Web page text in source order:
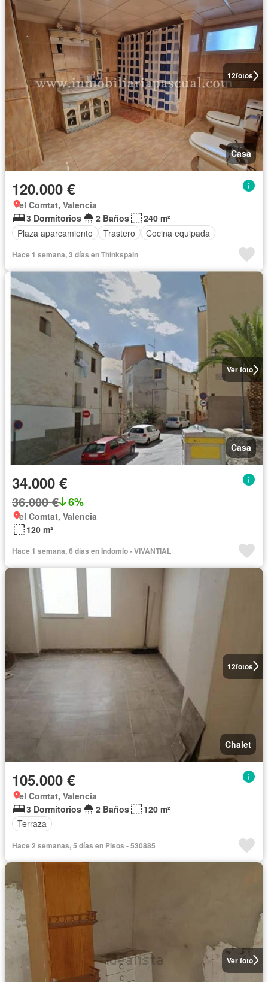
12fotos
Casa
120.000 €
el Comtat, Valencia
3 Dormitorios
2 Baños
240 m²
Plaza aparcamiento
Trastero Cocina equipada
Hace 1 semana, 3 días en Thinkspain
Ver foto
Casa
34.000 €
36.000 € 6%
el Comtat, Valencia
120 m²
Hace 1 semana, 6 días en Indomio - VIVANTIAL
12fotos
Chalet
105.000 €
el Comtat, Valencia
3 Dormitorios
2 Baños
120 m²
Terraza
Hace 2 semanas, 5 días en Pisos - 530885
Ver foto